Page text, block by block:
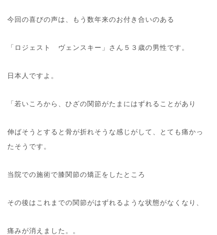
今回の喜びの声は、もう数年来のお付き合いのある
「ロジェスト ヴェンスキー」さん５３歳の男性です。
日本人ですよ。
「若いころから、ひざの関節がたまにはずれることがあり
伸ばそうとすると骨が折れそうな感じがして、とても痛かっ
たそうです。
当院での施術で膝関節の矯正をしたところ
その後はこれまでの関節がはずれるような状態がなくなり、
痛みが消えました。。